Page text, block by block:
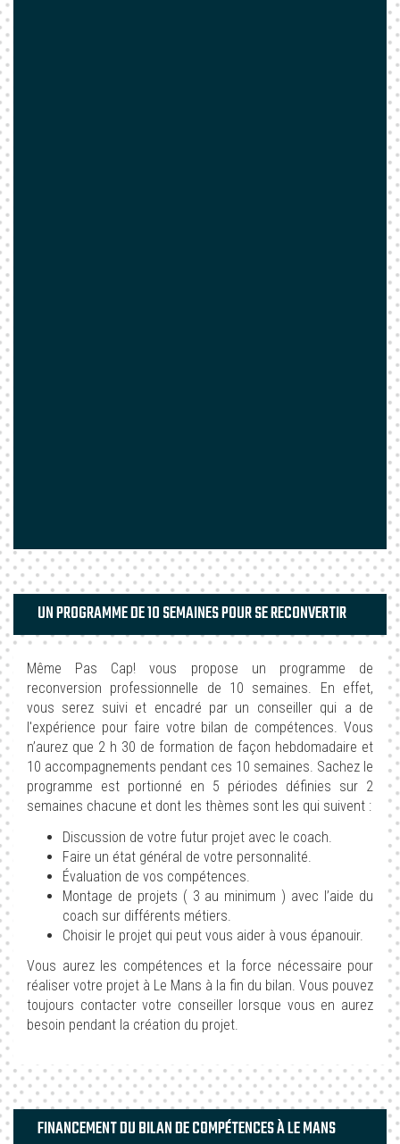
UN PROGRAMME DE 10 SEMAINES POUR SE RECONVERTIR
Même Pas Cap! vous propose un programme de
reconversion professionnelle de 10 semaines. En effet,
vous serez suivi et encadré par un conseiller qui a de
l'expérience pour faire votre bilan de compétences. Vous
n’aurez que 2 h 30 de formation de façon hebdomadaire et
10 accompagnements pendant ces 10 semaines. Sachez le
programme est portionné en 5 périodes définies sur 2
semaines chacune et dont les thèmes sont les qui suivent :
Discussion de votre futur projet avec le coach.
Faire un état général de votre personnalité.
Évaluation de vos compétences.
Montage de projets ( 3 au minimum ) avec l’aide du
coach sur différents métiers.
Choisir le projet qui peut vous aider à vous épanouir.
Vous aurez les compétences et la force nécessaire pour
réaliser votre projet à Le Mans à la fin du bilan. Vous pouvez
toujours contacter votre conseiller lorsque vous en aurez
besoin pendant la création du projet.
FINANCEMENT DU BILAN DE COMPÉTENCES À LE MANS